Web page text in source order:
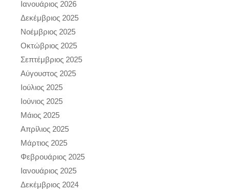
Ιανουάριος 2026
Δεκέμβριος 2025
Νοέμβριος 2025
Οκτώβριος 2025
Σεπτέμβριος 2025
Αύγουστος 2025
Ιούλιος 2025
Ιούνιος 2025
Μάιος 2025
Απρίλιος 2025
Μάρτιος 2025
Φεβρουάριος 2025
Ιανουάριος 2025
Δεκέμβριος 2024